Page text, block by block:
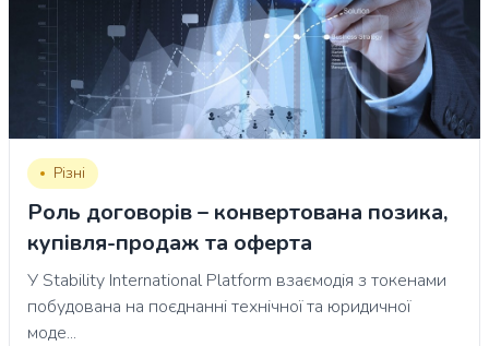
Різні
Роль договорів – конвертована позика,
купівля-продаж та оферта
У Stability International Platform взаємодія з токенами
побудована на поєднанні технічної та юридичної
моде...